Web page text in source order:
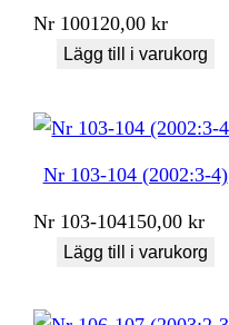
Nr 100120,00kr
Lägg till i varukorg
Nr 103-104 (2002:3-4)
Nr 103-104150,00kr
Lägg till i varukorg